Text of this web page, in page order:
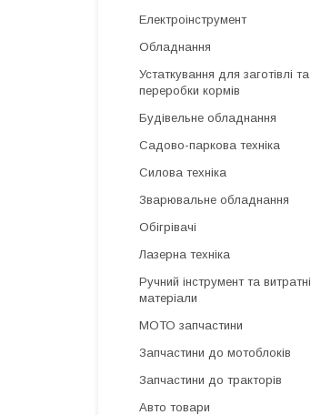
Електроінструмент
Обладнання
Устаткування для заготівлі та
переробки кормів
Будівельне обладнання
Садово-паркова техніка
Силова техніка
Зварювальне обладнання
Обігрівачі
Лазерна техніка
Ручний інструмент та витратні
матеріали
МОТО запчастини
Запчастини до мотоблоків
Запчастини до тракторів
Авто товари